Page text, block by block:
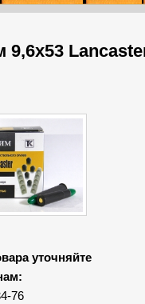
9,6х53
уточняйте
76